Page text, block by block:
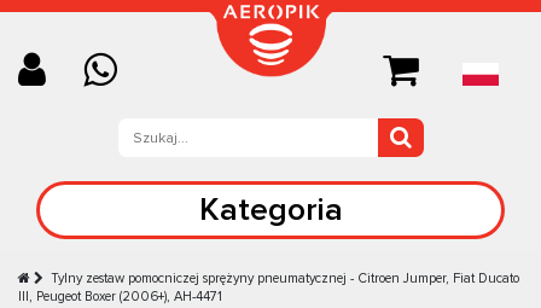
Kategoria
Tylny zestaw pomocniczej sprężyny pneumatycznej - Citroen Jumper, Fiat Ducato
III, Peugeot Boxer (2006+), AH-4471